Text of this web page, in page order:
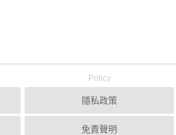
Policy
隱私政策
免責聲明